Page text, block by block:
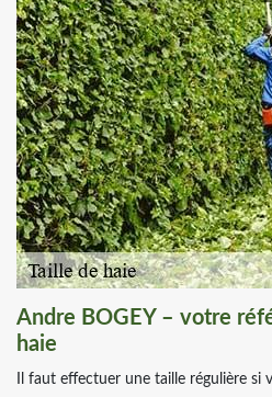
Andre BOGEY – votre
haie
Il faut effectuer une taille régulière si